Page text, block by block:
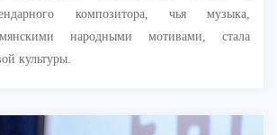
композитора, чья музыка,
народными мотивами, стала
культуры.